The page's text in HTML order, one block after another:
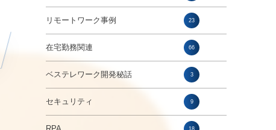
リモートワーク事例 23
在宅勤務関連 66
ベステレワーク開発秘話 3
セキュリティ 9